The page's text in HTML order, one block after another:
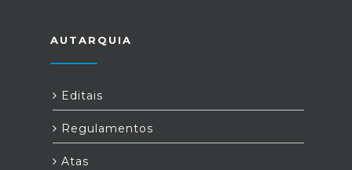
AUTARQUIA
Editais
Regulamentos
Atas